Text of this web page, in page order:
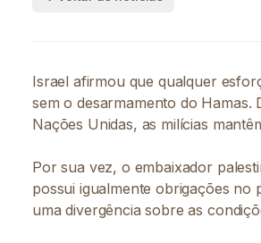
Israel afirmou que qualquer
sem o desarmamento do
Nações Unidas, as milícias
Por sua vez, o embaixador
possui igualmente obrigações no
uma divergência sobre as